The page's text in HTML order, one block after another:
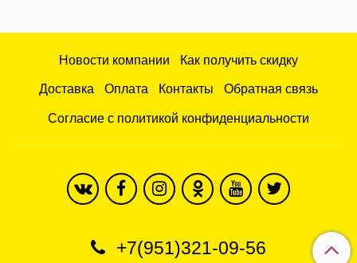
Новости компании Как получить скидку
Доставка Оплата Контакты Обратная связь
Согласие с политикой конфиденциальности
+7(951)321-09-56